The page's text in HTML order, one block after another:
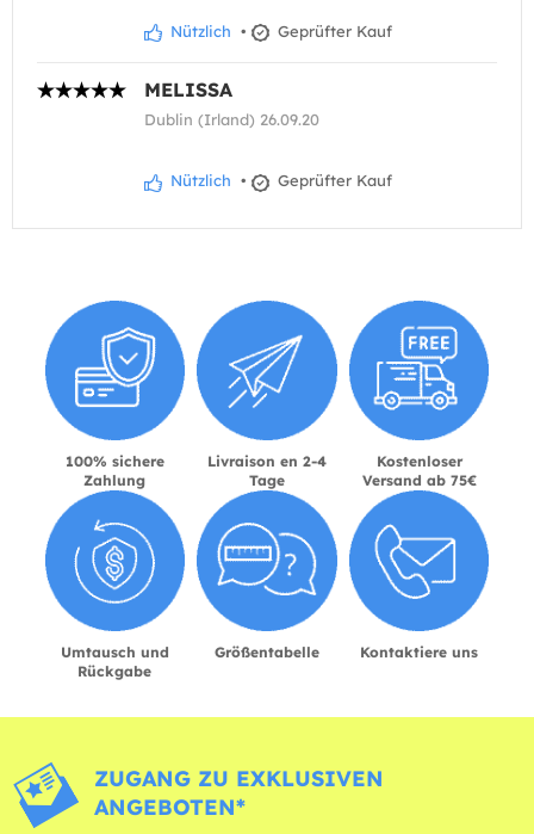
Nützlich • Geprüfter Kauf
MELISSA
Dublin (Irland) 26.09.20
Nützlich • Geprüfter Kauf
100% sichere
Zahlung
Livraison en 2-4
Tage
Kostenloser
Versand ab 75€
Umtausch und
Rückgabe
Größentabelle Kontaktiere uns
ZUGANG ZU EXKLUSIVEN
ANGEBOTEN*